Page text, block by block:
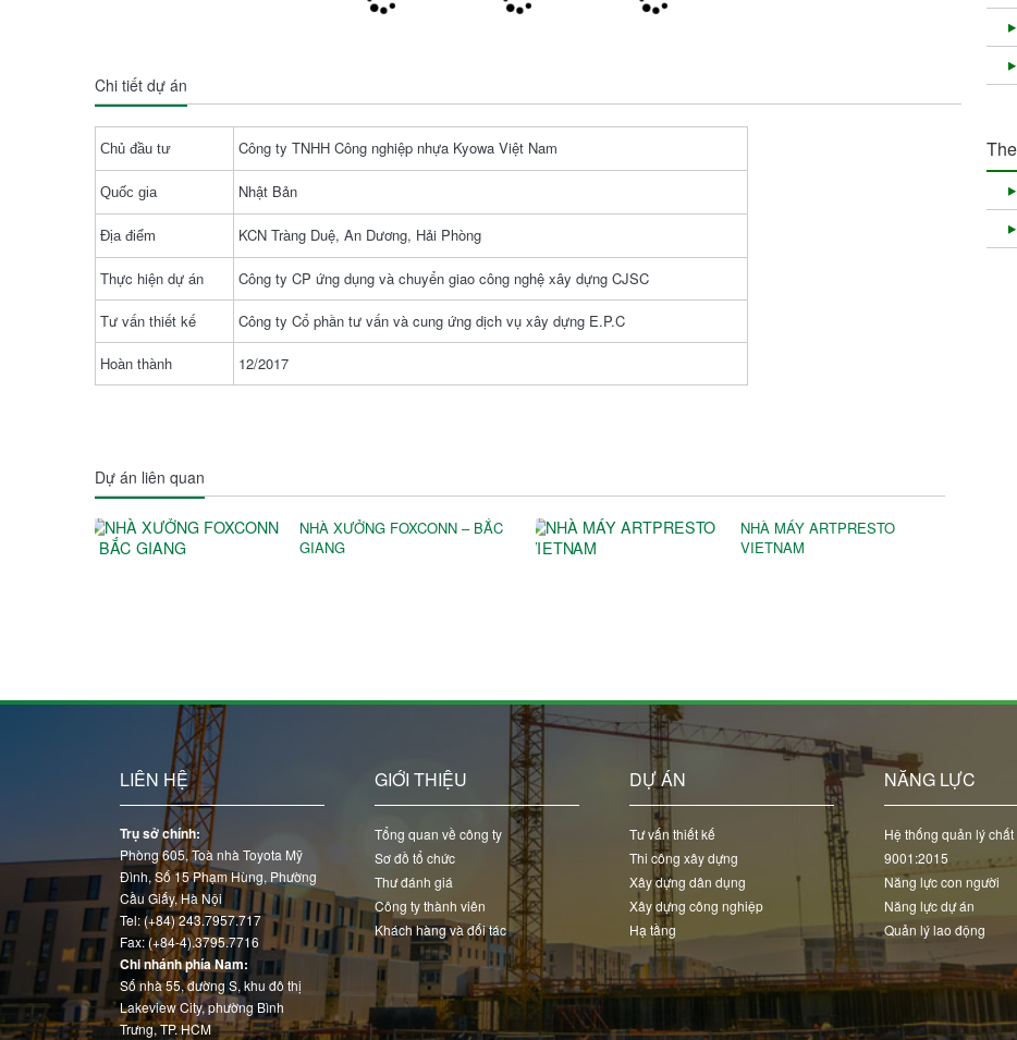
Chi tiết dự án
Chủ đầu tư Công ty TNHH Công nghiệp nhựa Kyowa Việt Nam
Quốc gia Nhật Bản
Địa điểm KCN Tràng Duệ, An Dương, Hải Phòng
Thực hiện dự án Công ty CP ứng dụng và chuyển giao công nghệ xây dựng CJSC
Tư vấn thiết kế Công ty Cổ phần tư vấn và cung ứng dịch vụ xây dựng E.P.C
Hoàn thành 12/2017
Dự án liên quan
NHÀ XƯỞNG FOXCONN – BẮC
GIANG
NHÀ MÁY ARTPRESTO
VIETNAM
LIÊN HỆ
Trụ sở chính:
Phòng 605, Toà nhà Toyota Mỹ
Đình, Số 15 Phạm Hùng, Phường
Cầu Giấy, Hà Nội
Tel: (+84) 243.7957.717
Fax: (+84-4).3795.7716
Chi nhánh phía Nam:
Số nhà 55, đường S, khu đô thị
Lakeview City, phường Bình
Trưng, TP. HCM
GIỚI THIỆU
Tổng quan về công ty
Sơ đồ tổ chức
Thư đánh giá
Công ty thành viên
Khách hàng và đối tác
DỰ ÁN
Tư vấn thiết kế
Thi công xây dựng
Xây dựng dân dụng
Xây dựng công nghiệp
Hạ tầng
NĂNG LỰC
Hệ thống quản lý
9001:2015
Năng lực con người
Năng lực dự án
Quản lý lao động